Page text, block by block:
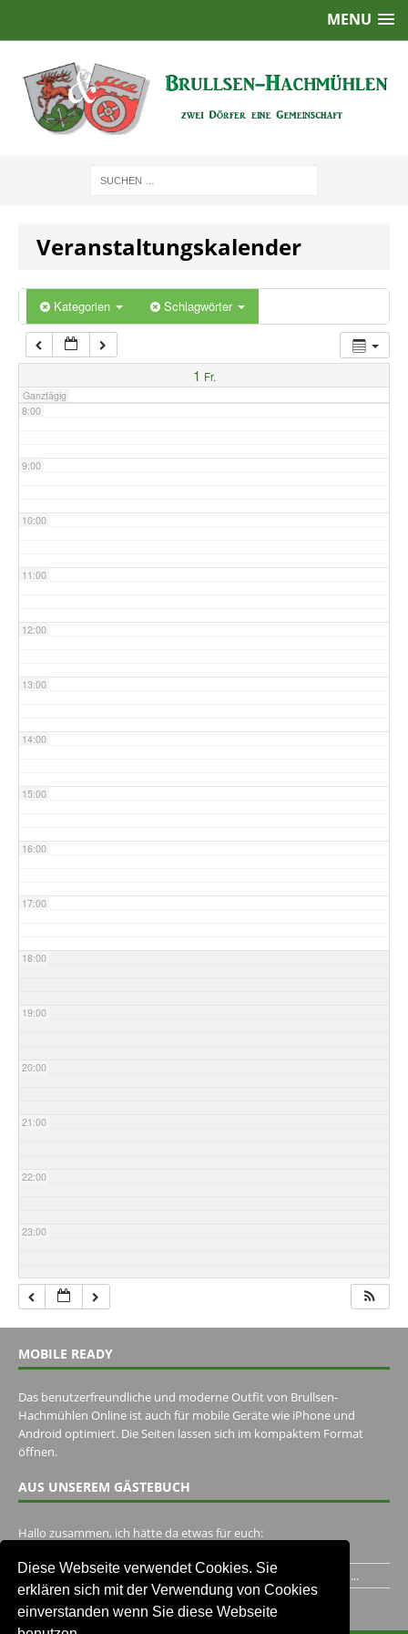
Diese Webseite verwendet Cookies. Sie
erklären sich mit der Verwendung von Cookies
einverstanden wenn Sie diese Webseite
MENU
Veranstaltungskalender
Kategorien Schlagwörter
1 Fr.
Ganztägig
2:00
5:00
7:00
8:00
9:00
10:00
11:00
12:00
13:00
14:00
15:00
16:00
17:00
18:00
19:00
20:00
21:00
22:00
23:00
MOBILE READY
Das benutzerfreundliche und moderne Outfit von Brullsen-
Hachmühlen Online ist auch für mobile Geräte wie iPhone und
Android optimiert. Die Seiten lassen sich im kompaktem Format
öffnen.
AUS UNSEREM GÄSTEBUCH
Hallo zusammen, ich hätte da etwas für euch:
Ich habe ein Jahr im Gasthaus Hugo Pape verbracht..Habe ihn...
Unser Gästebuch besuchen